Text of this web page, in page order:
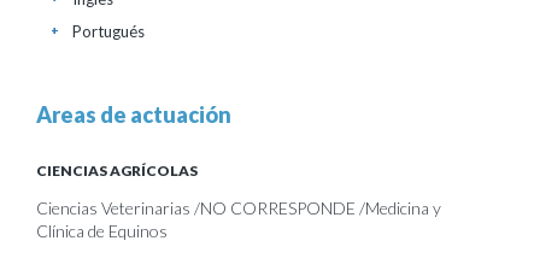
Portugués
+
Areas de actuación
CIENCIAS AGRÍCOLAS
Ciencias Veterinarias /NO CORRESPONDE /Medicina y
Clínica de Equinos